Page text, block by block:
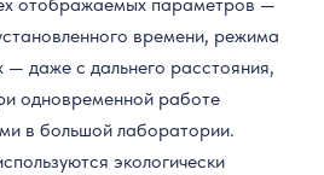
отображаемых параметров —
времени, режима
— даже с дальнего расстояния,
одновременной работе
в большой лаборатории.
экологически